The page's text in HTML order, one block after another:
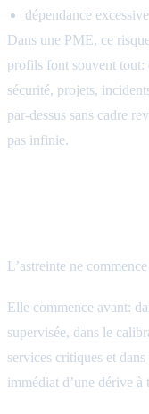
dépendance
Dans une PME, ce
profils font souvent tout:
sécurité, projets,
par-dessus sans cadre
pas infinie.
L’astreinte ne
Elle commence avant:
supervisée, dans le
services critiques et
immédiat d’une dérive à